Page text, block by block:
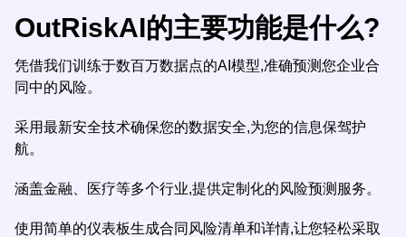
OutRiskAI的主要功能是什么?
凭借我们训练于数百万数据点的AI模型,准确预测您企业合
同中的风险。
采用最新安全技术确保您的数据安全,为您的信息保驾护
航。
涵盖金融、医疗等多个行业,提供定制化的风险预测服务。
使用简单的仪表板生成合同风险清单和详情,让您轻松采取